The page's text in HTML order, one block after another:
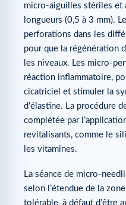
micro-aiguilles stériles et
longueurs (0,5 à 3 mm).
perforations dans les
pour que la régénération
les niveaux. Les micro-
réaction inflammatoire,
cicatriciel et stimuler la
d’élastine. La procédure
complétée par
revitalisants, comme le
les vitamines.
La séance de micro-
selon l’étendue de la
tolérable, à défaut d’être